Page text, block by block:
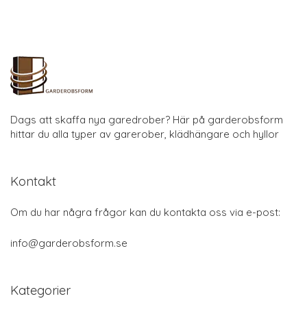
Dags att skaffa nya garedrober? Här på garderobsform
hittar du alla typer av garerober, klädhängare och hyllor
Kontakt
Om du har några frågor kan du kontakta oss via e-post:
info@garderobsform.se
Kategorier